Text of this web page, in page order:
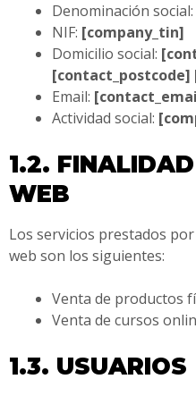
Denominación social:
NIF: [company_tin]
Domicilio social:
Email:
Actividad social:
1.2.
WEB
Los servicios prestados
web son los siguientes:
Venta de productos
Venta de cursos
1.3. USUARIOS